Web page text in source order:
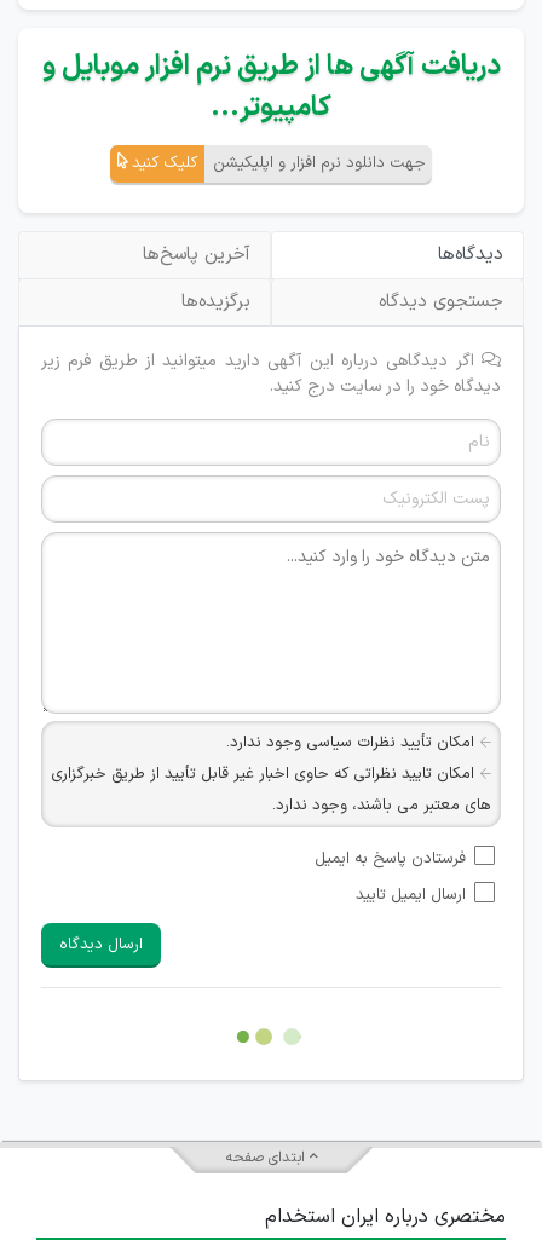
دریافت آگهی ها از طریق نرم افزار موبایل و
کامپیوتر...
جهت دانلود نرم افزار و اپلیکیشن کلیک کنید
دیدگاه‌ها
آخرین پاسخ‌ها
جستجوی دیدگاه
برگزیده‌ها
اگر دیدگاهی درباره این آگهی دارید میتوانید از طریق فرم زیر
دیدگاه خود را در سایت درج کنید.
امکان تأیید نظرات سیاسی وجود ندارد.
امکان تایید نظراتی که حاوی اخبار غیر قابل تأیید از طریق خبرگزاری
های معتبر می باشند، وجود ندارد.
شبکه های مجازی ارتباطی می باشند وجود ندارد.
امکان تأیید نظرات کاربرانی که به هر طریقی قصد مأیوس کردن
هرگونه تحریک، تحقیر و کنایه به سایر افراد (مسئول و غیر مسئول)
غیر مجاز می باشد.
امکان هماهنگی برای هرگونه ملاقات حضوری چه به صورت دسته
فرستادن پاسخ به ایمیل
ارسال ایمیل تایید
ارسال دیدگاه
ابتدای صفحه
مختصری درباره ایران استخدام